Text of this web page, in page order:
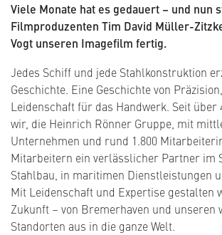
Viele Monate hat es gedauert – und nun
Filmproduzenten Tim David Müller-
Vogt unseren Imagefilm fertig.
Jedes Schiff und jede Stahlkonstruktion
Geschichte. Eine Geschichte von
Leidenschaft für das Handwerk. Seit über
wir, die Heinrich Rönner Gruppe, mit
Unternehmen und rund 1.800
Mitarbeitern ein verlässlicher Partner im
Stahlbau, in maritimen Dienstleistungen
Mit Leidenschaft und Expertise gestalten
Zukunft – von Bremerhaven und unseren
Standorten aus in die ganze Welt.